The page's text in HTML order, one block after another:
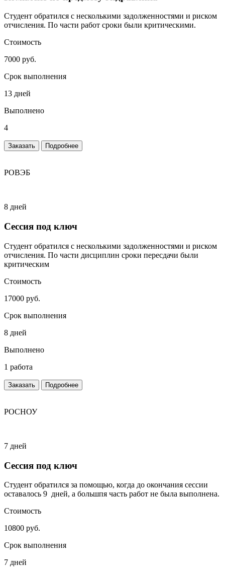
Студент обратился с несколькими задолженностями и риском
отчисления. По части работ сроки были критическими.
Стоимость
7000 руб.
Срок выполнения
13 дней
Выполнено
4
Заказать Подробнее
РОВЭБ
8 дней
Сессия под ключ
Студент обратился с несколькими задолженностями и риском
отчисления. По части дисциплин сроки пересдачи были
критическим
Стоимость
17000 руб.
Срок выполнения
8 дней
Выполнено
1 работа
Заказать Подробнее
РОСНОУ
7 дней
Сессия под ключ
Студент обратился за помощью, когда до окончания сессии
оставалось 9 дней, а большпя часть работ не была выполнена.
Стоимость
10800 руб.
Срок выполнения
7 дней